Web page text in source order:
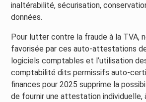
inaltérabilité, sécurisation,
données.
Pour lutter contre la fraude à la TVA,
favorisée par ces auto-attestations
logiciels comptables et l’utilisation
comptabilité dits permissifs auto-
finances pour 2025 supprime la
de fournir une attestation individuelle,